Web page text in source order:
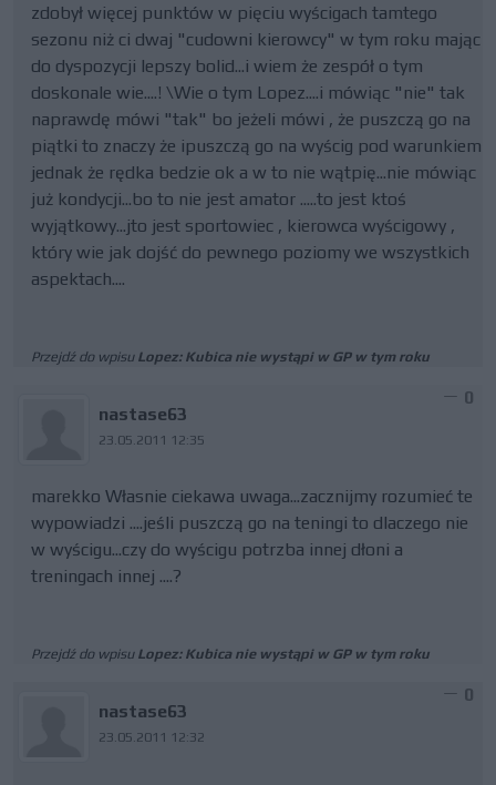
zdobył więcej punktów w pięciu wyścigach tamtego
sezonu niż ci dwaj "cudowni kierowcy" w tym roku mając
do dyspozycji lepszy bolid...i wiem że zespół o tym
doskonale wie....! \Wie o tym Lopez....i mówiąc "nie" tak
naprawdę mówi "tak" bo jeżeli mówi , że puszczą go na
piątki to znaczy że ipuszczą go na wyścig pod warunkiem
jednak że rędka bedzie ok a w to nie wątpię...nie mówiąc
już kondycji...bo to nie jest amator .....to jest ktoś
wyjątkowy...jto jest sportowiec , kierowca wyścigowy ,
który wie jak dojść do pewnego poziomy we wszystkich
aspektach....
Przejdź do wpisu Lopez: Kubica nie wystąpi w GP w tym roku
nastase63
23.05.2011 12:35
0
marekko Własnie ciekawa uwaga...zacznijmy rozumieć te
wypowiadzi ....jeśli puszczą go na teningi to dlaczego nie
w wyścigu...czy do wyścigu potrzba innej dłoni a
treningach innej ....?
Przejdź do wpisu Lopez: Kubica nie wystąpi w GP w tym roku
nastase63
23.05.2011 12:32
0